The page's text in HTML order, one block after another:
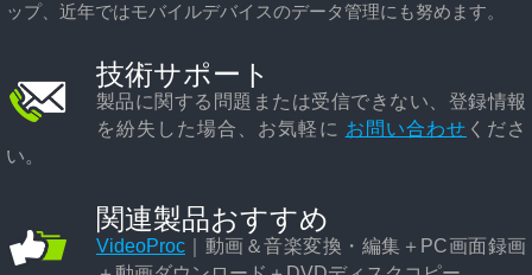
ップ、近年ではモバイルデバイスのデータ管理にも努めます。
技術サポート
製品に関する問題または受信できない、登録情報
を紛失した場合、お気軽に お問い合わせ くださ
い。
関連製品おすすめ
VideoProc ｜動画＆音楽変換・編集＋PC画面録画